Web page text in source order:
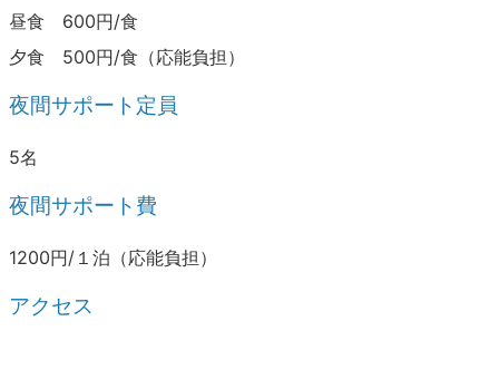
昼食 600円/食
夕食 500円/食（応能負担）
夜間サポート定員
5名
夜間サポート費
1200円/１泊（応能負担）
アクセス